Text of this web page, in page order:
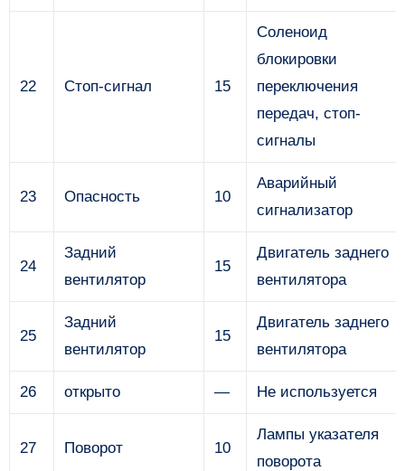
22 Стоп-сигнал 15
Соленоид
блокировки
переключения
передач, стоп-
сигналы
23 Опасность 10
Аварийный
сигнализатор
24
Задний
вентилятор
15
Двигатель заднего
вентилятора
25
Задний
вентилятор
15
Двигатель заднего
вентилятора
26 открыто — Не используется
27 Поворот 10
Лампы указателя
поворота